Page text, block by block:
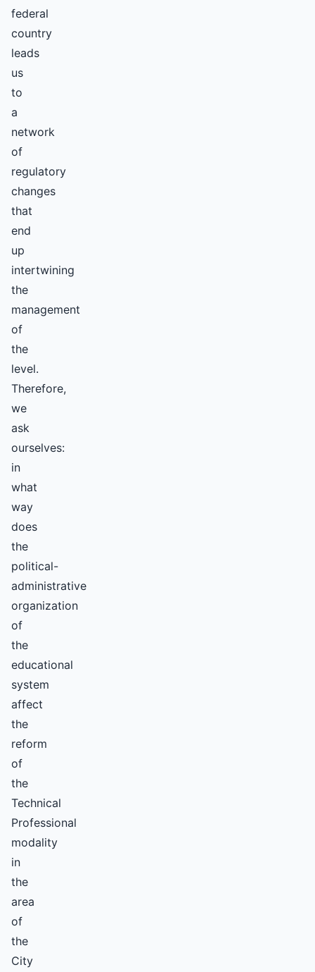
federal
country
leads
us
to
a
network
of
regulatory
changes
that
end
up
intertwining
the
management
of
the
level.
Therefore,
we
ask
ourselves:
in
what
way
does
the
political-
administrative
organization
of
the
educational
system
affect
the
reform
of
the
Technical
Professional
modality
in
the
area
of
the
City